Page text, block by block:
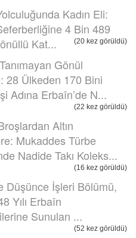
Kadın Eli:
4 Bin 489
Kat...
(20 kez görüldü)
Gönül
28 Ülkeden 170 Bini
Adına Erbaîn’de N...
(22 kez görüldü)
Altın
Mukaddes Türbe
Nadide Takı Koleks...
(16 kez görüldü)
Düşünce İşleri Bölümü,
Yılı Erbaîn
Sunulan ...
(52 kez görüldü)